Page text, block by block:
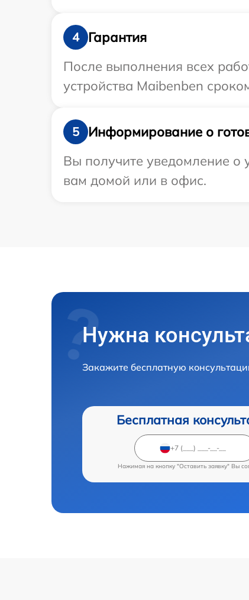
4
Гарантия
После выполнения всех
устройства Maibenben
5
Информирование о
Вы получите уведомление о
вам домой или в офис.
Нужна
Закажите бесплатную
Бесплатная
Нажимая на кнопку "Оставить заявку" Вы